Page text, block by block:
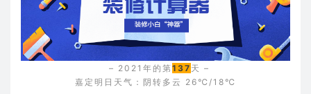
– 2021年的第137 天 –
嘉定明日天气：阴转多云 26℃/18℃